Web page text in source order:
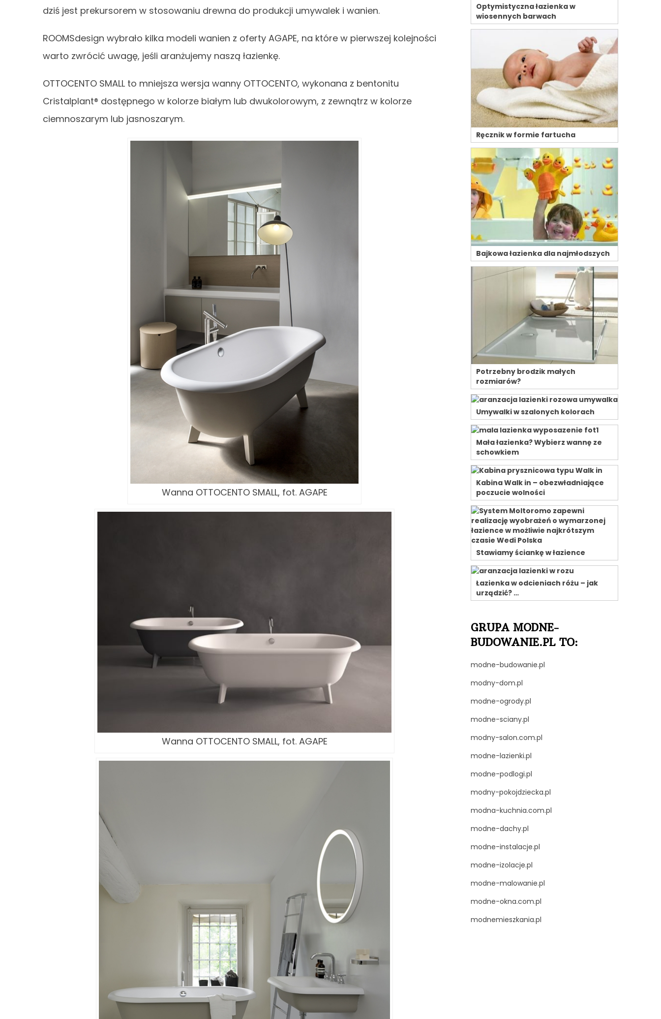
dziś jest prekursorem w stosowaniu drewna do produkcji umywalek i wanien.
ROOMSdesign wybrało kilka modeli wanien z oferty AGAPE, na które w pierwszej kolejności
warto zwrócić uwagę, jeśli aranżujemy naszą łazienkę.
OTTOCENTO SMALL to mniejsza wersja wanny OTTOCENTO, wykonana z bentonitu
Cristalplant® dostępnego w kolorze białym lub dwukolorowym, z zewnątrz w kolorze
ciemnoszarym lub jasnoszarym.
Wanna OTTOCENTO SMALL, fot. AGAPE
Wanna OTTOCENTO SMALL, fot. AGAPE
Optymistyczna łazienka w
wiosennych barwach
Ręcznik w formie fartucha
Bajkowa łazienka dla najmłodszych
Potrzebny brodzik małych
rozmiarów?
Umywalki w szalonych kolorach
Mała łazienka? Wybierz wannę ze
schowkiem
Kabina Walk in – obezwładniające
poczucie wolności
Stawiamy ściankę w łazience
Łazienka w odcieniach różu – jak
urządzić? …
GRUPA MODNE-
BUDOWANIE.PL TO:
modne-budowanie.pl
modny-dom.pl
modne-ogrody.pl
modne-sciany.pl
modny-salon.com.pl
modne-lazienki.pl
modne-podlogi.pl
modny-pokojdziecka.pl
modna-kuchnia.com.pl
modne-dachy.pl
modne-instalacje.pl
modne-izolacje.pl
modne-malowanie.pl
modne-okna.com.pl
modnemieszkania.pl